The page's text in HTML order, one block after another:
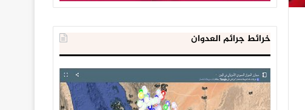
خرائط جرائم العدوان